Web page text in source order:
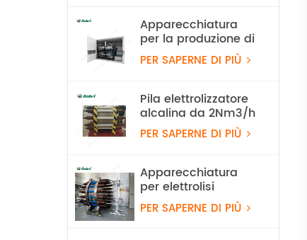
Apparecchiatura
per la produzione di
idrogeno tramite
elettrolisi dell'acqua
alcalina da 100
Nm³/h e 500 kW
PER SAPERNE DI PIÙ
Pila elettrolizzatore
alcalina da 2Nm3/h
PER SAPERNE DI PIÙ
Apparecchiatura
per elettrolisi
dell'acqua alcalina
con idrogeno da 100
Nm³/h e 500 kW
PER SAPERNE DI PIÙ